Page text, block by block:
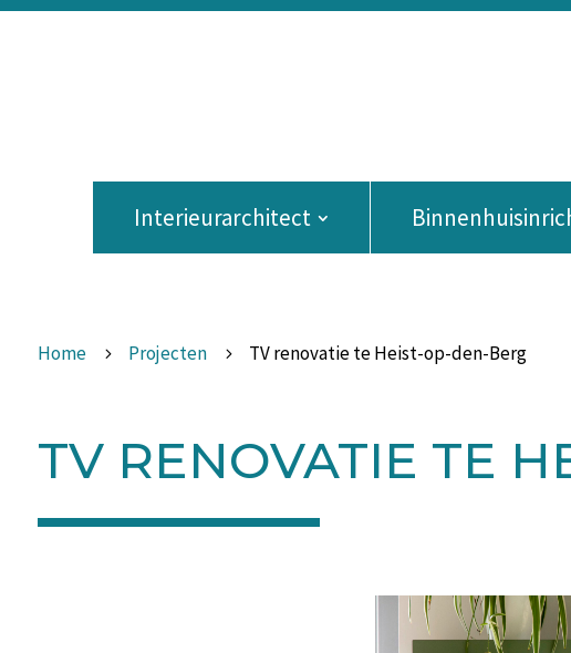
Interieurarchitect
Home 5 Projecten 5 TV renovatie te Heist-op-den-Berg
TV RENOVATIE TE